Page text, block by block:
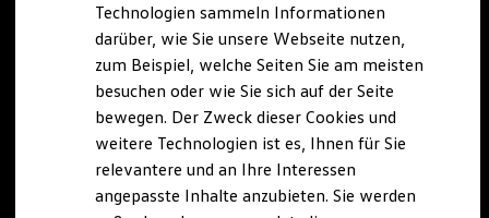
Nachhaltigkeit
Technologie
Kosten und Kauf
Verbrauchskosten
Kaufoptionen
E-Auto-Förderung
Software und Konnektivität
Die ID. Software 6
ID. Software Versionen und Updates
Digitale Extras
Technologien sammeln Informationen
darüber, wie Sie unsere Webseite nutzen,
zum Beispiel, welche Seiten Sie am meisten
besuchen oder wie Sie sich auf der Seite
bewegen. Der Zweck dieser Cookies und
weitere Technologien ist es, Ihnen für Sie
relevantere und an Ihre Interessen
angepasste Inhalte anzubieten. Sie werden